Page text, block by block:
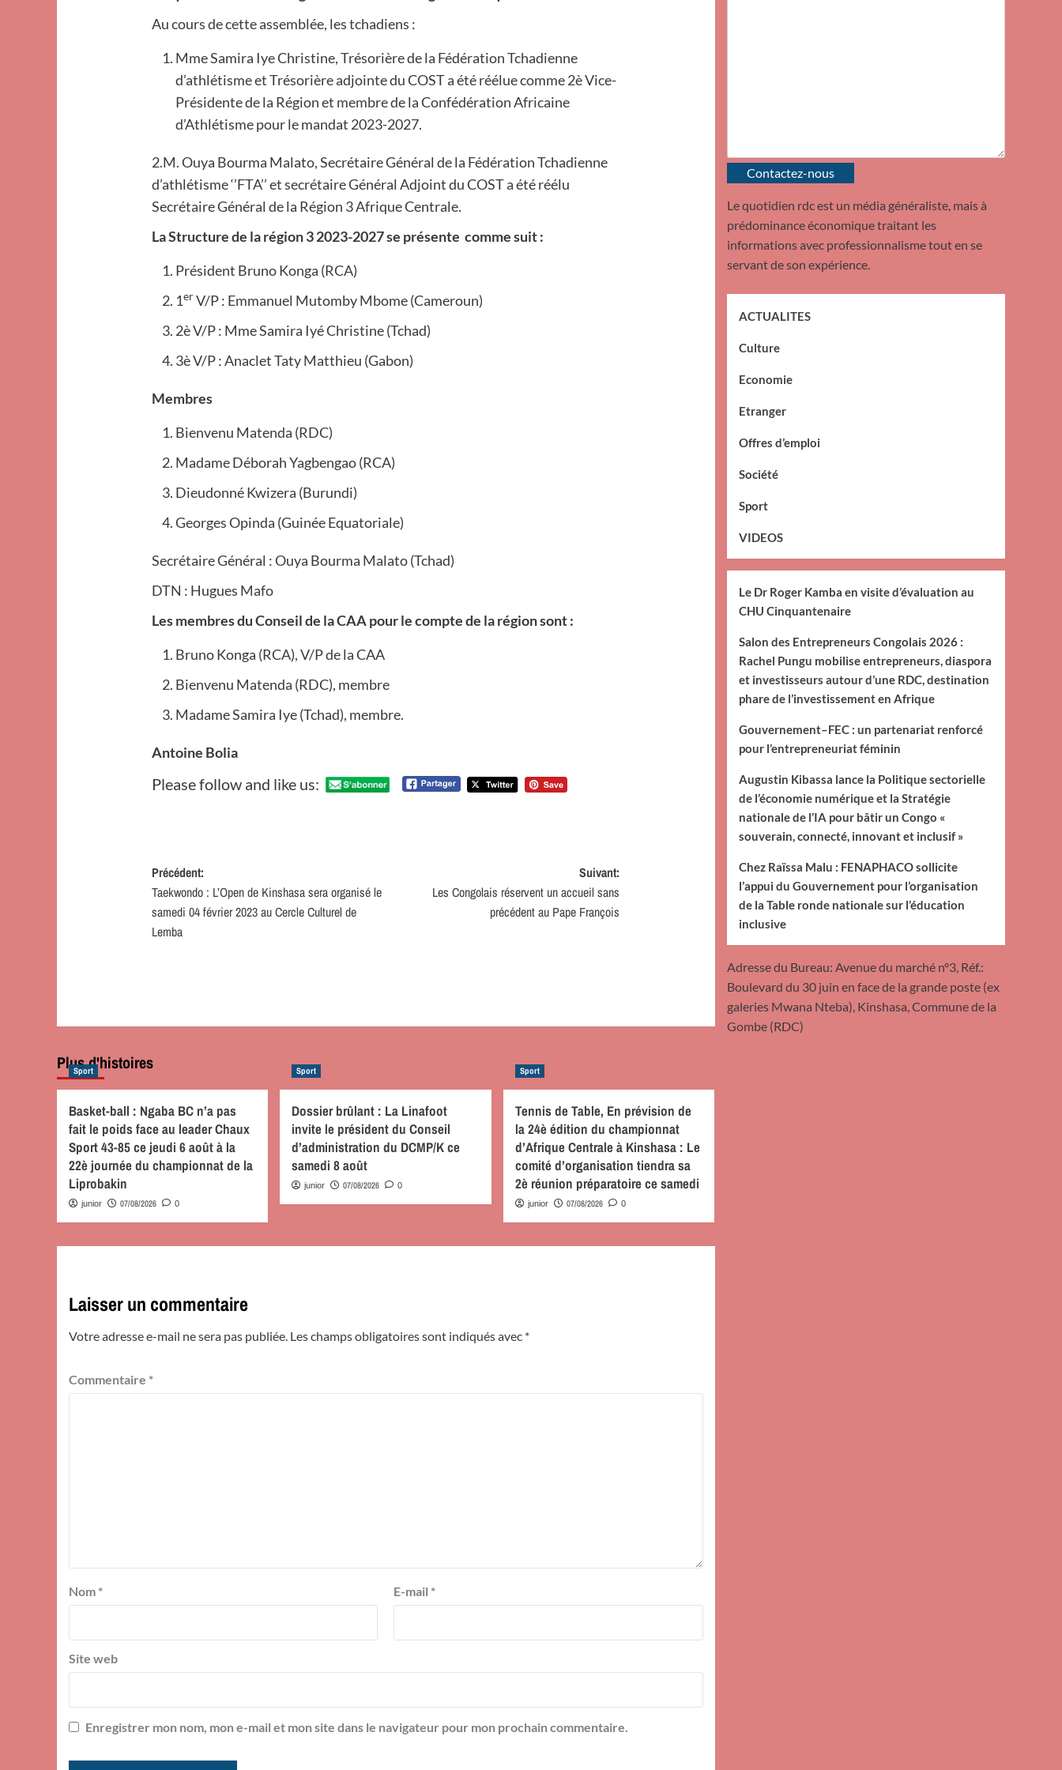
Au cours de cette assemblée, les tchadiens :
Mme Samira Iye Christine, Trésorière de la Fédération Tchadienne
d’athlétisme et Trésorière adjointe du COST a été réélue comme 2è Vice-
Présidente de la Région et membre de la Confédération Africaine
d’Athlétisme pour le mandat 2023-2027.
2.M. Ouya Bourma Malato, Secrétaire Général de la Fédération Tchadienne
d’athlétisme ‘’FTA’’ et secrétaire Général Adjoint du COST a été réélu
Secrétaire Général de la Région 3 Afrique Centrale.
La Structure de la région 3 2023-2027 se présente comme suit :
Président Bruno Konga (RCA)
1erV/P : Emmanuel Mutomby Mbome (Cameroun)
2è V/P : Mme Samira Iyé Christine (Tchad)
3è V/P : Anaclet Taty Matthieu (Gabon)
Membres
Bienvenu Matenda (RDC)
Madame Déborah Yagbengao (RCA)
Dieudonné Kwizera (Burundi)
Georges Opinda (Guinée Equatoriale)
Secrétaire Général : Ouya Bourma Malato (Tchad)
DTN : Hugues Mafo
Les membres du Conseil de la CAA pour le compte de la région sont :
Bruno Konga (RCA), V/P de la CAA
Bienvenu Matenda (RDC), membre
Madame Samira Iye (Tchad), membre.
Antoine Bolia
Please follow and like us:
Navigation
d’article
Précédent:
Taekwondo : L’Open de Kinshasa sera organisé le
samedi 04 février 2023 au Cercle Culturel de
Lemba
Suivant:
Les Congolais réservent un accueil sans
précédent au Pape François
Plus d'histoires
Sport
Basket-ball : Ngaba BC n’a pas
fait le poids face au leader Chaux
Sport 43-85 ce jeudi 6 août à la
22è journée du championnat de la
Liprobakin
junior 07/08/2026 0
Sport
Dossier brûlant : La Linafoot
invite le président du Conseil
d’administration du DCMP/K ce
samedi 8 août
junior 07/08/2026 0
Sport
Tennis de Table, En prévision de
la 24è édition du championnat
d’Afrique Centrale à Kinshasa : Le
comité d’organisation tiendra sa
2è réunion préparatoire ce samedi
junior 07/08/2026 0
Laisser un commentaire
Votre adresse e-mail ne sera pas publiée. Les champs obligatoires sont indiqués avec *
Commentaire *
Nom * E-mail *
Site web
Enregistrer mon nom, mon e-mail et mon site dans le navigateur pour mon prochain commentaire.
Contactez-nous
Le quotidien rdc est un média généraliste, mais à
prédominance économique traitant les
informations avec professionnalisme tout en se
servant de son expérience.
ACTUALITES
Culture
Economie
Etranger
Offres d’emploi
Société
Sport
VIDEOS
Le Dr Roger Kamba en visite d’évaluation au
CHU Cinquantenaire
Salon des Entrepreneurs Congolais 2026 :
Rachel Pungu mobilise entrepreneurs, diaspora
et investisseurs autour d’une RDC, destination
phare de l’investissement en Afrique
Gouvernement–FEC : un partenariat renforcé
pour l’entrepreneuriat féminin
Augustin Kibassa lance la Politique sectorielle
de l’économie numérique et la Stratégie
nationale de l’IA pour bâtir un Congo «
souverain, connecté, innovant et inclusif »
Chez Raïssa Malu : FENAPHACO sollicite
l’appui du Gouvernement pour l’organisation
de la Table ronde nationale sur l’éducation
inclusive
Adresse du Bureau: Avenue du marché n°3, Réf.:
Boulevard du 30 juin en face de la grande poste (ex
galeries Mwana Nteba), Kinshasa, Commune de la
Gombe (RDC)